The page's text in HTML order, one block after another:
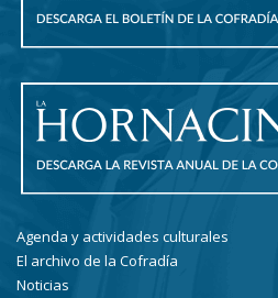
Agenda y actividades culturales
El archivo de la Cofradía
Noticias